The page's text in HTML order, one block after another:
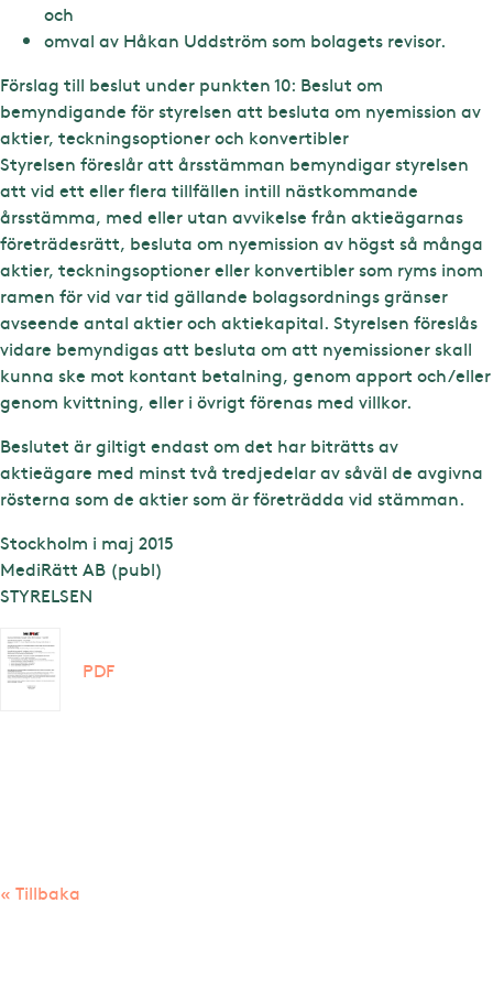
och
omval av Håkan Uddström som bolagets revisor.
Förslag till beslut under punkten 10: Beslut om
bemyndigande för styrelsen att besluta om nyemission av
aktier, teckningsoptioner och konvertibler
Styrelsen föreslår att årsstämman bemyndigar styrelsen
att vid ett eller flera tillfällen intill nästkommande
årsstämma, med eller utan avvikelse från aktieägarnas
företrädesrätt, besluta om nyemission av högst så många
aktier, teckningsoptioner eller konvertibler som ryms inom
ramen för vid var tid gällande bolagsordnings gränser
avseende antal aktier och aktiekapital. Styrelsen föreslås
vidare bemyndigas att besluta om att nyemissioner skall
kunna ske mot kontant betalning, genom apport och/eller
genom kvittning, eller i övrigt förenas med villkor.
Beslutet är giltigt endast om det har biträtts av
aktieägare med minst två tredjedelar av såväl de avgivna
rösterna som de aktier som är företrädda vid stämman.
Stockholm i maj 2015
MediRätt AB (publ)
STYRELSEN
PDF
« Tillbaka